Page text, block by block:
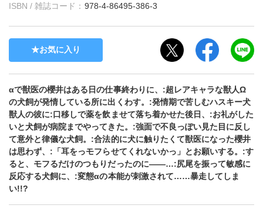
ISBN / 雑誌コード： 978-4-86495-386-3
お気に入り
αで獣医の櫻井はある日の仕事終わりに、:超レアキャラな獣人Ω
の犬飼が発情している所に出くわす。:発情期で苦しむハスキー犬
獣人の彼に:口移しで薬を飲ませて落ち着かせた後日、:お礼がした
いと犬飼が病院までやってきた。:強面で不良っぽい見た目に反し
て意外と律儀な犬飼。:合法的に犬に触りたくて獣医になった櫻井
は思わず、:「耳をっモフらせてくれないかっ」とお願いする。:す
ると、モフるだけのつもりだったのに――…:尻尾を振って敏感に
反応する犬飼に、:変態αの本能が刺激されて……暴走してしま
い!!?